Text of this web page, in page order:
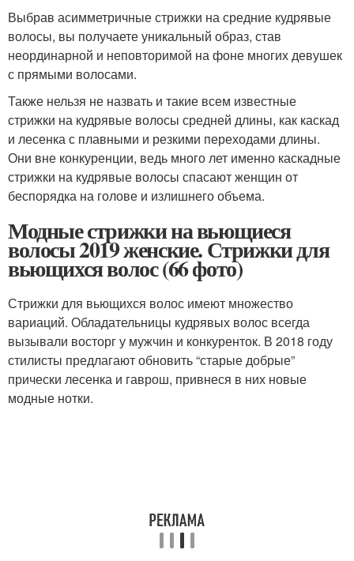
Выбрав асимметричные стрижки на средние кудрявые
волосы, вы получаете уникальный образ, став
неординарной и неповторимой на фоне многих девушек
с прямыми волосами.
Также нельзя не назвать и такие всем известные
стрижки на кудрявые волосы средней длины, как каскад
и лесенка с плавными и резкими переходами длины.
Они вне конкуренции, ведь много лет именно каскадные
стрижки на кудрявые волосы спасают женщин от
беспорядка на голове и излишнего объема.
Модные стрижки на вьющиеся
волосы 2019 женские. Стрижки для
вьющихся волос (66 фото)
Стрижки для вьющихся волос имеют множество
вариаций. Обладательницы кудрявых волос всегда
вызывали восторг у мужчин и конкуренток. В 2018 году
стилисты предлагают обновить “старые добрые”
прически лесенка и гаврош, привнеся в них новые
модные нотки.